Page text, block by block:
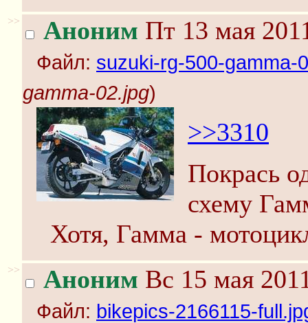
>> Аноним Пт 13 мая
Файл: suzuki-rg-500-gamma-
gamma-02.jpg)
>>3310
Покрась
схему
Хотя, Гамма -
>> Аноним Вс 15 мая
Файл: bikepics-2166115-